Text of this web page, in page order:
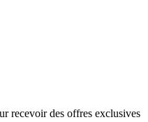
recevoir des offres exclusives